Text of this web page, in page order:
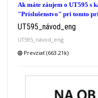
Ak máte záujem o UT595 s
"Príslušenstvo" pri tomto
UT595_návod_eng
UT595_návod_eng
Prevziať (663.21k)